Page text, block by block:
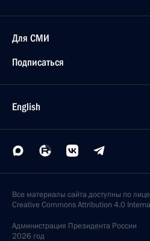
Для СМИ
Подписаться
English
Все материалы сайта доступны по
Creative Commons Attribution 4.0
Администрация Президента России
2026 год